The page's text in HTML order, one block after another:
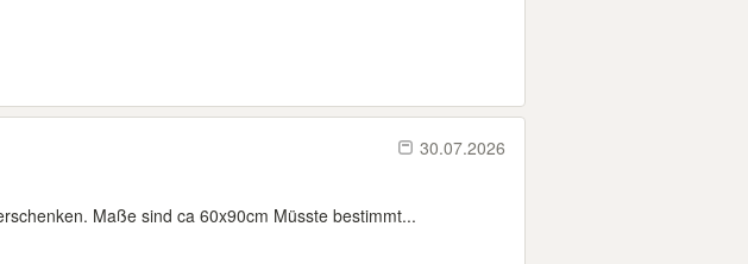
30.07.2026
Maße sind ca 60x90cm Müsste bestimmt...